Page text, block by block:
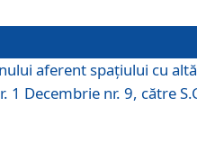
aferent spaţiului cu altă
1 Decembrie nr. 9, către